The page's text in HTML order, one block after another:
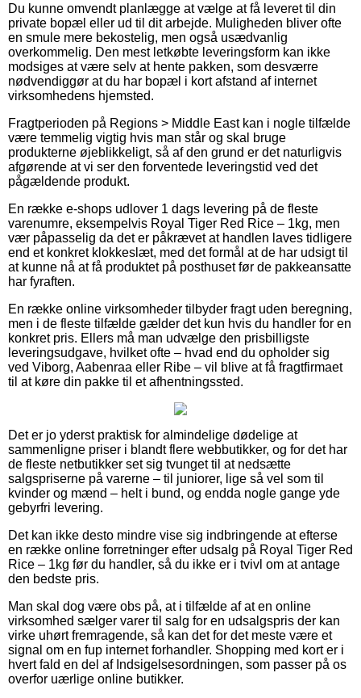
Du kunne omvendt planlægge at vælge at få leveret til din
private bopæl eller ud til dit arbejde. Muligheden bliver ofte
en smule mere bekostelig, men også usædvanlig
overkommelig. Den mest letkøbte leveringsform kan ikke
modsiges at være selv at hente pakken, som desværre
nødvendiggør at du har bopæl i kort afstand af internet
virksomhedens hjemsted.
Fragtperioden på Regions > Middle East kan i nogle tilfælde
være temmelig vigtig hvis man står og skal bruge
produkterne øjeblikkeligt, så af den grund er det naturligvis
afgørende at vi ser den forventede leveringstid ved det
pågældende produkt.
En række e-shops udlover 1 dags levering på de fleste
varenumre, eksempelvis Royal Tiger Red Rice – 1kg, men
vær påpasselig da det er påkrævet at handlen laves tidligere
end et konkret klokkeslæt, med det formål at de har udsigt til
at kunne nå at få produktet på posthuset før de pakkeansatte
har fyraften.
En række online virksomheder tilbyder fragt uden beregning,
men i de fleste tilfælde gælder det kun hvis du handler for en
konkret pris. Ellers må man udvælge den prisbilligste
leveringsudgave, hvilket ofte – hvad end du opholder sig
ved Viborg, Aabenraa eller Ribe – vil blive at få fragtfirmaet
til at køre din pakke til et afhentningssted.
Det er jo yderst praktisk for almindelige dødelige at
sammenligne priser i blandt flere webbutikker, og for det har
de fleste netbutikker set sig tvunget til at nedsætte
salgspriserne på varerne – til juniorer, lige så vel som til
kvinder og mænd – helt i bund, og endda nogle gange yde
gebyrfri levering.
Det kan ikke desto mindre vise sig indbringende at efterse
en række online forretninger efter udsalg på Royal Tiger Red
Rice – 1kg før du handler, så du ikke er i tvivl om at antage
den bedste pris.
Man skal dog være obs på, at i tilfælde af at en online
virksomhed sælger varer til salg for en udsalgspris der kan
virke uhørt fremragende, så kan det for det meste være et
signal om en fup internet forhandler. Shopping med kort er i
hvert fald en del af Indsigelsesordningen, som passer på os
overfor uærlige online butikker.